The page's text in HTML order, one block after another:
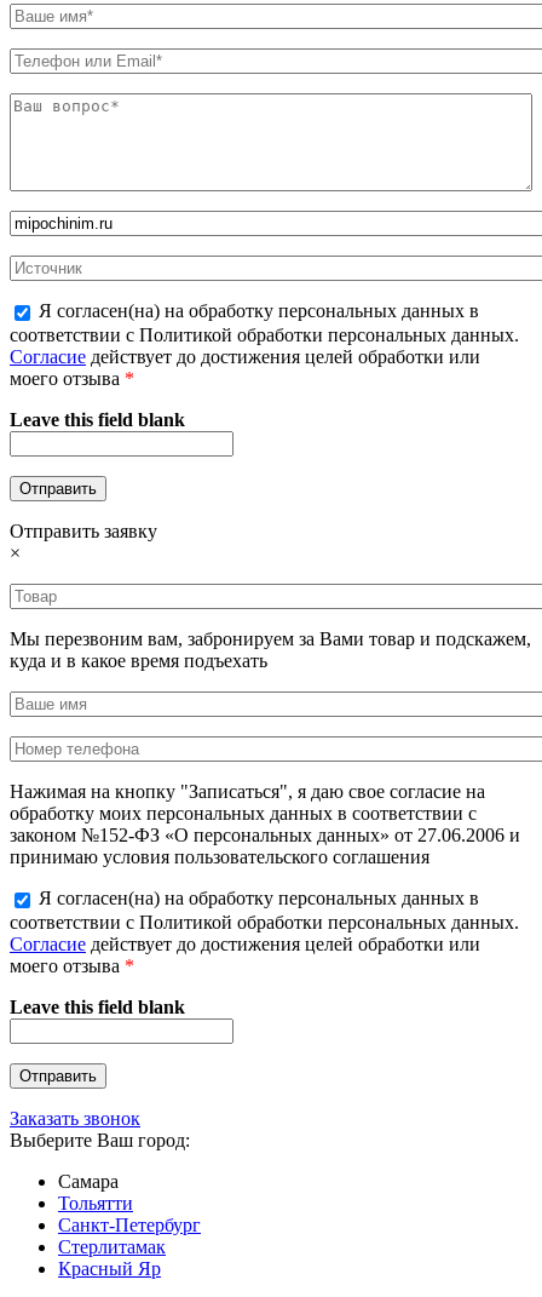
Я согласен(на) на обработку персональных данных в
соответствии с Политикой обработки персональных данных.
Согласие действует до достижения целей обработки или
моего отзыва *
Leave this field blank
Отправить заявку
×
Мы перезвоним вам, забронируем за Вами товар и подскажем,
куда и в какое время подъехать
Нажимая на кнопку "Записаться", я даю свое согласие на
обработку моих персональных данных в соответствии с
законом №152-ФЗ «О персональных данных» от 27.06.2006 и
принимаю условия пользовательского соглашения
Я согласен(на) на обработку персональных данных в
соответствии с Политикой обработки персональных данных.
Согласие действует до достижения целей обработки или
моего отзыва *
Leave this field blank
Заказать звонок
Выберите Ваш город:
Самара
Тольятти
Санкт-Петербург
Стерлитамак
Красный Яр